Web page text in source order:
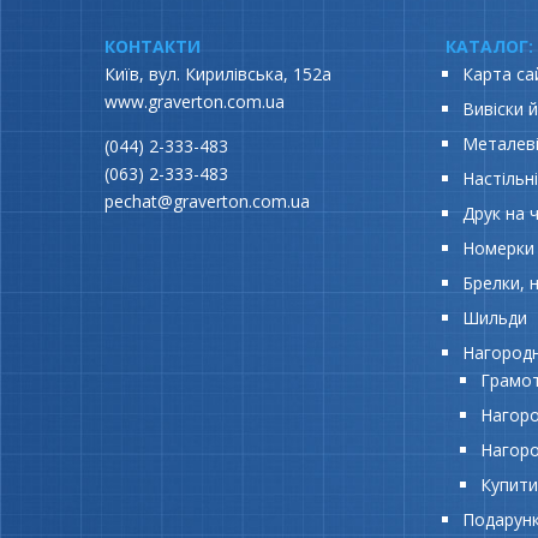
КОНТАКТИ
Київ, вул. Кирилівська, 152а
www.graverton.com.ua
(044) 2-333-483
(063) 2-333-483
pechat@graverton.com.ua
КАТАЛОГ:
Карта
Вивіски
Друк на
Номерки
Брелки,
Шильди